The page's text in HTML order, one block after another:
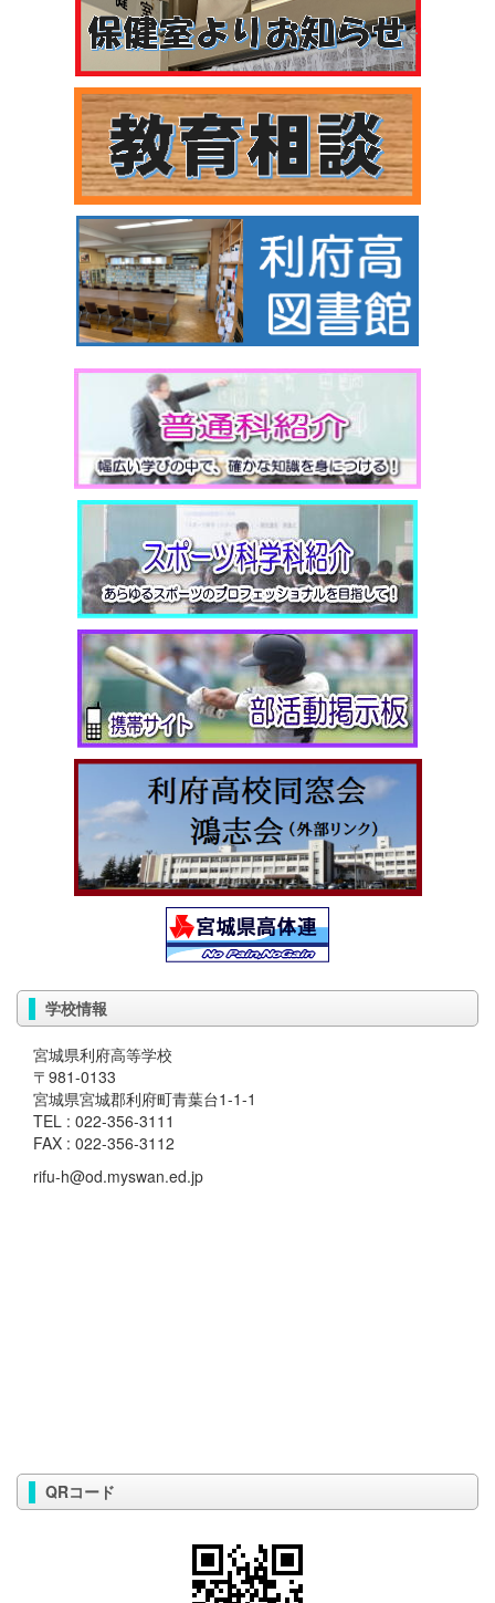
学校情報
宮城県利府高等学校
〒981-0133
宮城県宮城郡利府町青葉台1-1-1
TEL : 022-356-3111
FAX : 022-356-3112
rifu-h@od.myswan.ed.jp
QRコード